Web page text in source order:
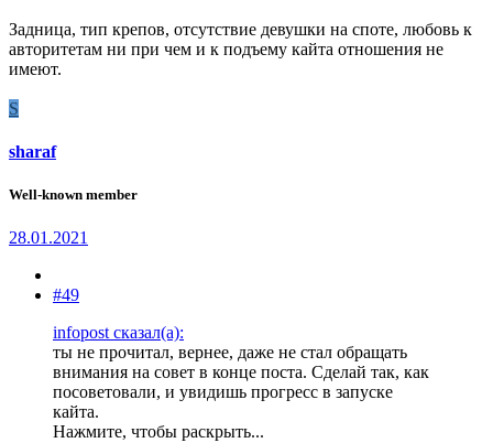
Задница, тип крепов, отсутствие девушки на споте, любовь к
авторитетам ни при чем и к подъему кайта отношения не
имеют.
S
sharaf
Well-known member
28.01.2021
#49
infopost сказал(а):
ты не прочитал, вернее, даже не стал обращать
внимания на совет в конце поста. Сделай так, как
посоветовали, и увидишь прогресс в запуске
кайта.
Нажмите, чтобы раскрыть...